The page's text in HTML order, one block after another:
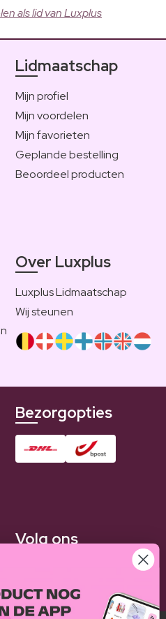
als lid van Luxplus
Lidmaatschap
Mijn profiel
Mijn voordelen
Mijn favorieten
Geplande bestelling
Beoordeel producten
Over Luxplus
Luxplus Lidmaatschap
Wij steunen
Bezorgopties
Volg ons